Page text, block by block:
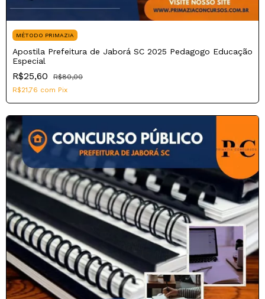
MÉTODO PRIMAZIA
Apostila Prefeitura de Jaborá SC 2025 Pedagogo Educação
Especial
R$25,60
R$80,00
R$21,76 com Pix